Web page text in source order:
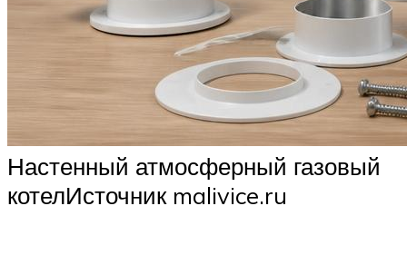
Настенный атмосферный газовый
котелИсточник malivice.ru